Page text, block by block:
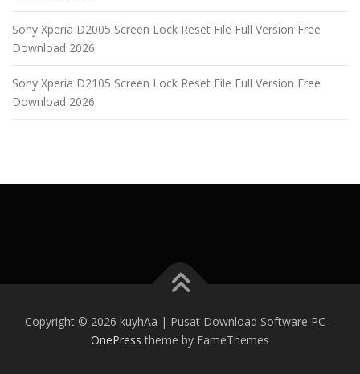
Sony Xperia D2005 Screen Lock Reset File Full Version Free
Download 2026
Sony Xperia D2105 Screen Lock Reset File Full Version Free
Download 2026
Copyright © 2026 kuyhAa | Pusat Download Software PC –
OnePress theme by FameThemes